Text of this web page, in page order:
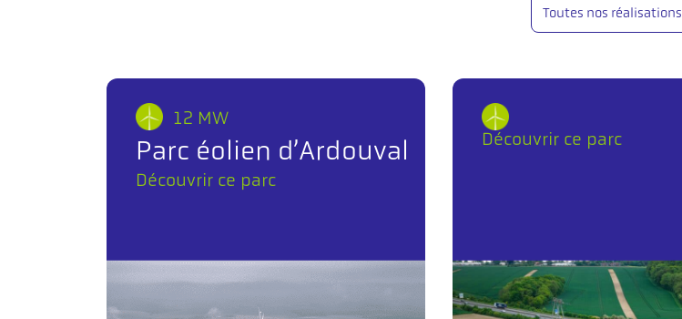
Toutes nos réalisations
12 MW
Parc éolien d’Ardouval
Découvrir ce parc
Découvrir ce parc